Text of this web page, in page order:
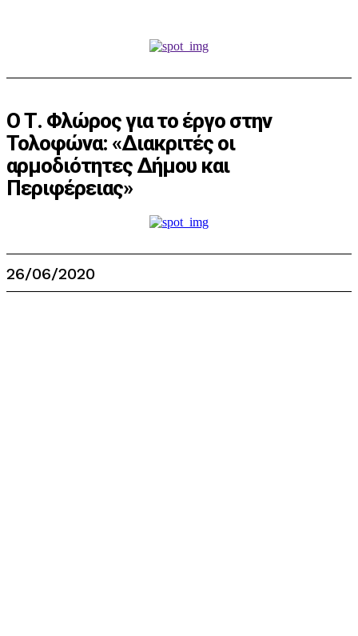
Ο Τ. Φλώρος για το έργο στην
Τολοφώνα: «Διακριτές οι
αρμοδιότητες Δήμου και
Περιφέρειας»
26/06/2020